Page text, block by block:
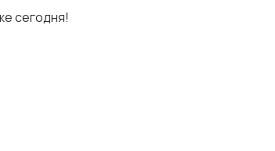
сегодня!